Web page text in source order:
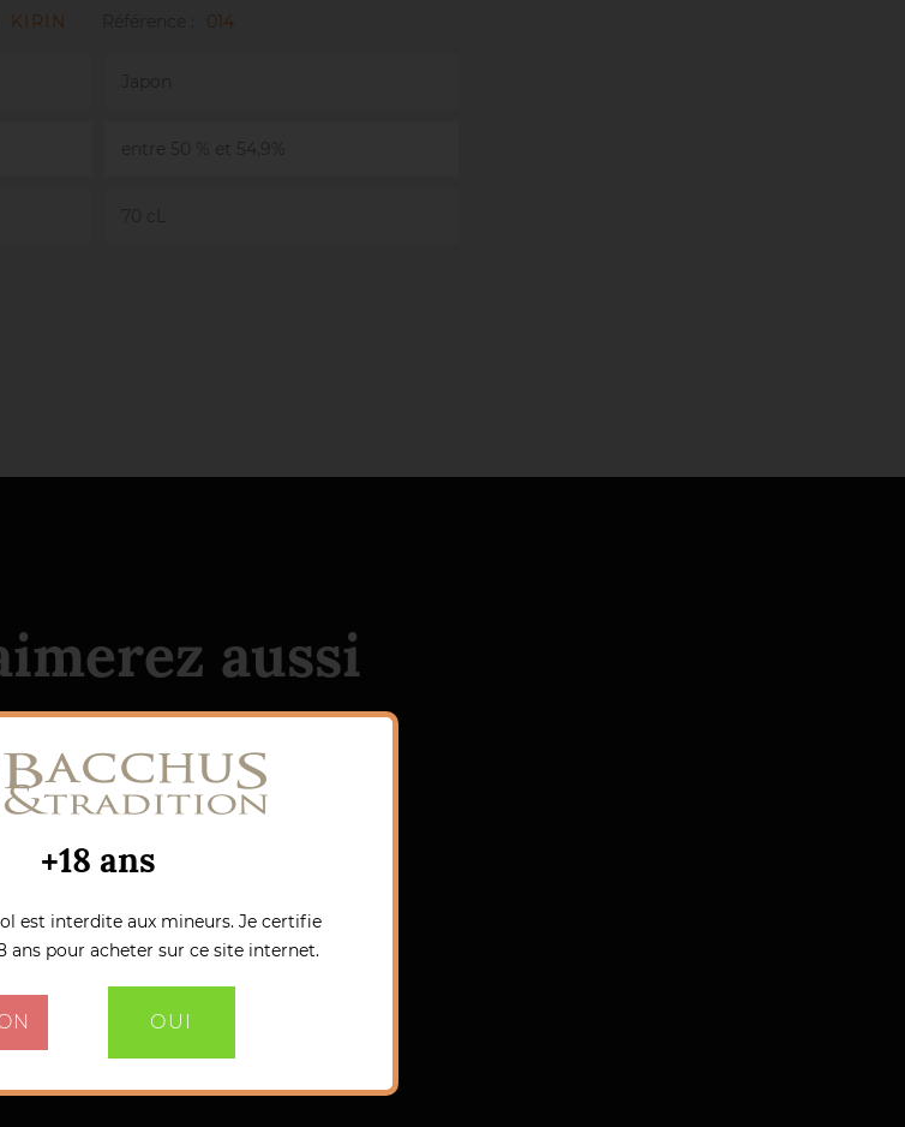
KIRIN 014
aussi
+18 ans
est interdite aux mineurs. Je certifie
ans pour acheter sur ce site internet.
OUI